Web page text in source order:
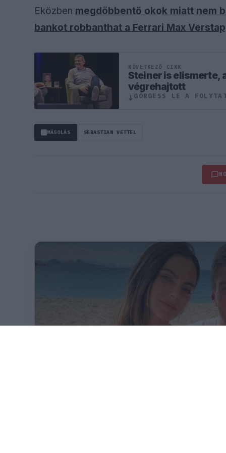
Eközben megdöbbentő okok miatt nem
bankot robbanthat a Ferrari Max
KÖVETKEZŐ CIKK
Steiner is elismerte,
végrehajtott
↓ GÖRGESS LE A
MÁSOLÁS SEBASTIAN VETTEL